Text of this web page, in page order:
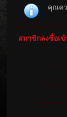
คุณคว
สมาชิกลงชื่อเข้